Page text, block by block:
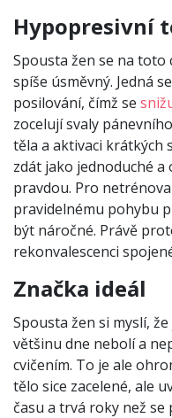
Hypopresivní
Spousta žen se na toto
spíše úsměvný. Jedná
posilování, čímž se
zocelují svaly
těla a aktivaci krátkých
zdát jako jednoduché a
pravdou. Pro
pravidelnému pohybu
být náročné. Právě
rekonvalescenci
Značka ideál
Spousta žen si myslí,
většinu dne nebolí a
cvičením. To je ale
tělo sice zacelené, ale
času a trvá roky než se